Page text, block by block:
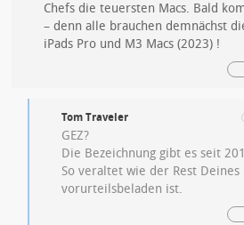
Chefs die teuersten Macs. Bald
– denn alle brauchen demnächst
iPads Pro und M3 Macs (2023) !
Tom Traveler
GEZ?
Die Bezeichnung gibt es seit
So veraltet wie der Rest
vorurteilsbeladen ist.